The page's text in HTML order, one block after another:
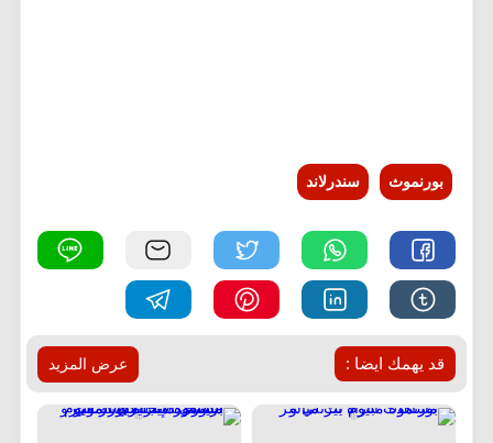
بورنموث سندرلاند
عرض المزيد قد يهمك ايضا :